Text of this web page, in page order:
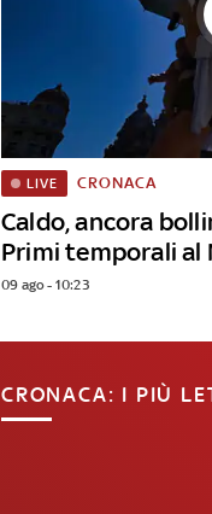
Caldo, ancora
Primi temporali al
LIVE CRONACA
09 ago - 10:23
CRONACA: I PIÙ